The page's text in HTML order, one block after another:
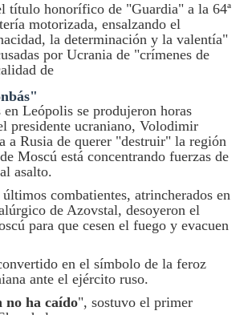
título honorífico de "Guardia" a la 64ª
motorizada, ensalzando el
la determinación y la valentía"
por Ucrania de "crímenes de
de
en Leópolis se produjeron horas
presidente ucraniano, Volodimir
a Rusia de querer "destruir" la región
Moscú está concentrando fuerzas de
asalto.
combatientes, atrincherados en
de Azovstal, desoyeron el
para que cesen el fuego y evacuen
en el símbolo de la feroz
ante el ejército ruso.
no ha caído", sostuvo el primer